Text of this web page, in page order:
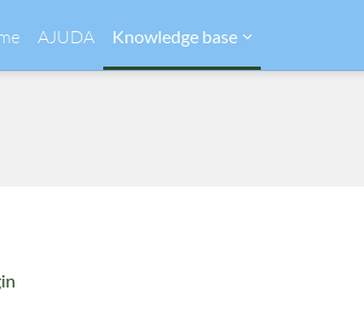
AJUDA Knowledge base